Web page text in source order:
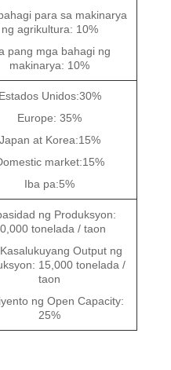
para sa makinarya
ng agrikultura: 10%
pang mga bahagi ng
makinarya: 10%
Estados Unidos:30%
Europe: 35%
Japan at Korea:15%
market:15%
Iba pa:5%
ng Produksyon:
tonelada / taon
Output ng
15,000 tonelada /
taon
ng Open Capacity:
25%